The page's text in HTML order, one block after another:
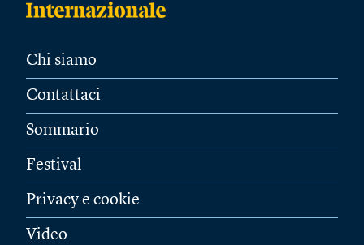
Chi siamo
Contattaci
Sommario
Festival
Privacy e cookie
Video